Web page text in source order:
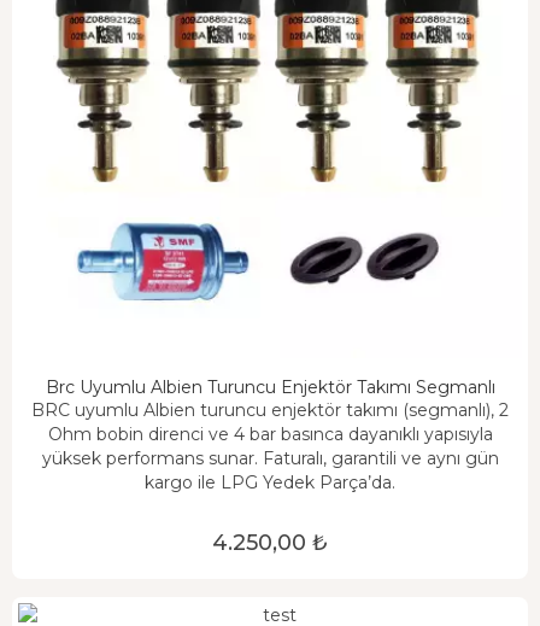
Brc Uyumlu Albien Turuncu Enjektör Takımı Segmanlı
BRC uyumlu Albien turuncu enjektör takımı (segmanlı), 2
Ohm bobin direnci ve 4 bar basınca dayanıklı yapısıyla
yüksek performans sunar. Faturalı, garantili ve aynı gün
kargo ile LPG Yedek Parça’da.
4.250,00 ₺